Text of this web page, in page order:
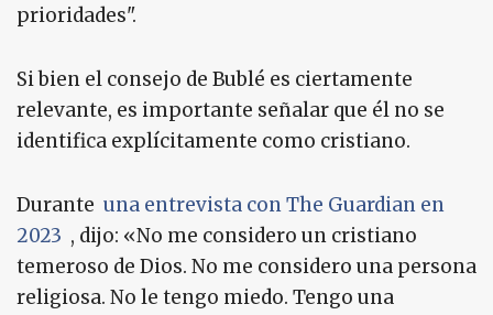
prioridades".
Si bien el consejo de Bublé es ciertamente
relevante, es importante señalar que él no se
identifica explícitamente como cristiano.
Durante una entrevista con The Guardian en
2023 , dijo: «No me considero un cristiano
temeroso de Dios. No me considero una persona
religiosa. No le tengo miedo. Tengo una